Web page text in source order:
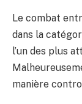
Le combat
dans la
l’un des plus
manière